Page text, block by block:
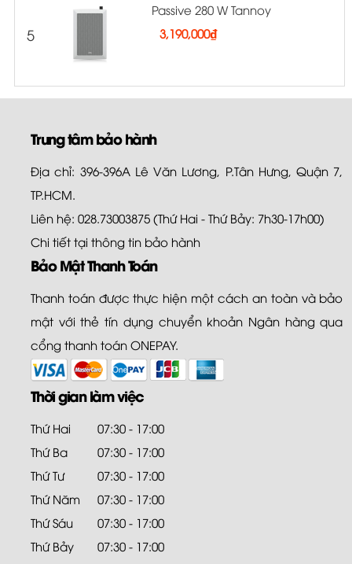
5
Passive 280 W Tannoy
3,190,000₫
Trung tâm bảo hành
Địa chỉ: 396-396A Lê Văn Lương, P.Tân Hưng, Quận 7,
TP.HCM.
Liên hệ: 028.73003875 (Thứ Hai - Thứ Bảy: 7h30-17h00)
Chi tiết tại thông tin bảo hành
Bảo Mật Thanh Toán
Thanh toán được thực hiện một cách an toàn và bảo
mật với thẻ tín dụng chuyển khoản Ngân hàng qua
cổng thanh toán ONEPAY.
Thời gian làm việc
Thứ Hai
07:30 - 17:00
Thứ Ba
07:30 - 17:00
Thứ Tư
07:30 - 17:00
Thứ Năm
07:30 - 17:00
Thứ Sáu
07:30 - 17:00
Thứ Bảy
07:30 - 17:00